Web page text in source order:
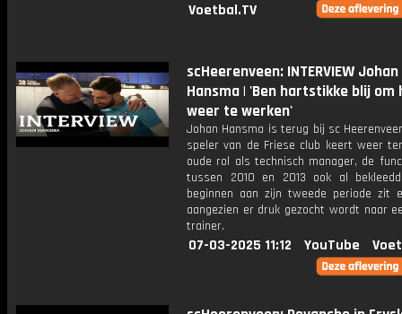
Voetbal.TV
scHeerenveen: INTERVIEW Johan
Hansma | 'Ben hartstikke blij om
weer te werken'
Johan Hansma is terug bij sc
speler van de Friese club keert weer
oude rol als technisch manager, de
tussen 2010 en 2013 ook al
beginnen aan zijn tweede periode zit
aangezien er druk gezocht wordt naar
trainer.
07-03-2025 11:12 YouTube